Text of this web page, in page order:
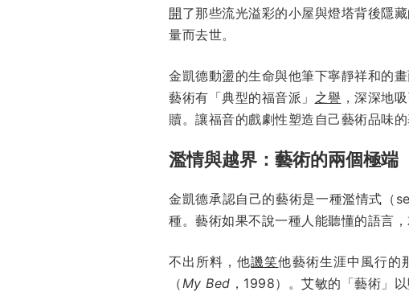
開了那些流光溢彩的小屋與燈塔背後隱
量而去世。
金凱德動盪的生命與他筆下寧靜祥和的
藝術有「典型的福音派」 之譽 ，深深地
贖。讓福音的戲劇性塑造自己藝術品味
濫情與越界：藝術的兩個極端
金凱德承認自己的藝術是一種濫情式（
種。藝術如果不說一種人能聽懂的語言，
不出所料，他譏笑他藝術生涯中風行的
（ My Bed ，1998）。艾敏的「藝術」